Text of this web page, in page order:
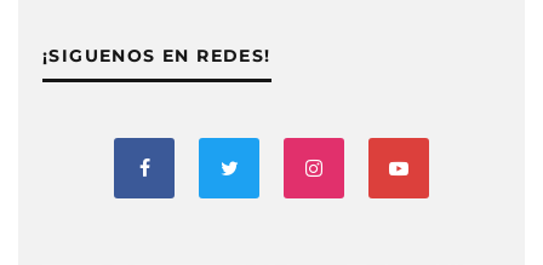
¡SIGUENOS EN REDES!